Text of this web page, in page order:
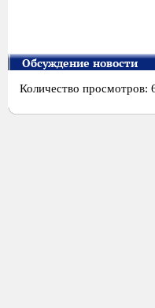
Обсуждение новости
Количество просмотров: